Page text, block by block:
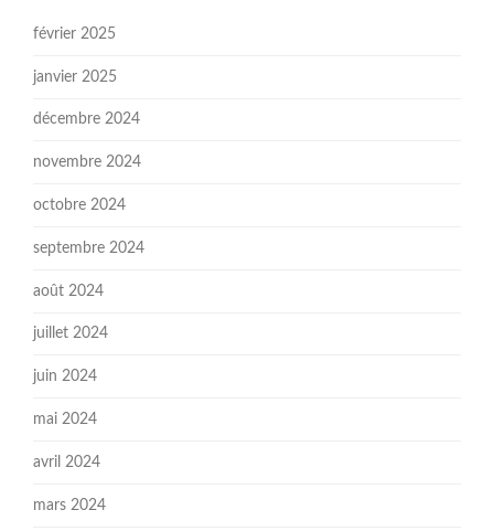
février 2025
janvier 2025
décembre 2024
novembre 2024
octobre 2024
septembre 2024
août 2024
juillet 2024
juin 2024
mai 2024
avril 2024
mars 2024